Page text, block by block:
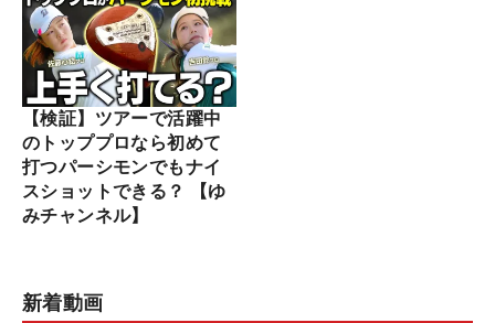
【検証】ツアーで活躍中
のトッププロなら初めて
打つパーシモンでもナイ
スショットできる？ 【ゆ
みチャンネル】
新着動画